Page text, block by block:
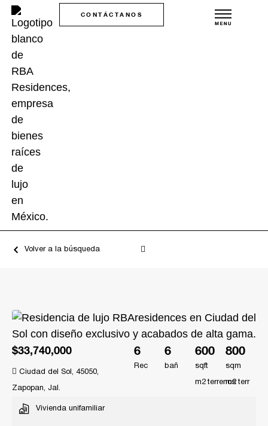
CONTÁCTANOS
Volver a la búsqueda
$33,740,000
Ciudad del Sol, 45050,
Zapopan, Jal.
Rec
6
bañ
6
sqft
m2
600
sqm
m2
800
Vivienda unifamiliar